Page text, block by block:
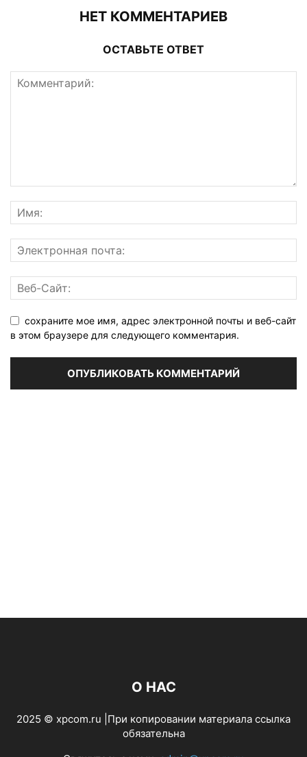
НЕТ КОММЕНТАРИЕВ
ОСТАВЬТЕ ОТВЕТ
сохраните мое имя, адрес электронной почты и веб-сайт
в этом браузере для следующего комментария.
О НАС
2025 © xpcom.ru |При копировании материала ссылка
обязательна